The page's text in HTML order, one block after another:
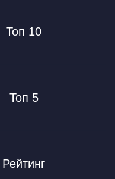
Топ 10
Топ 5
Рейтинг